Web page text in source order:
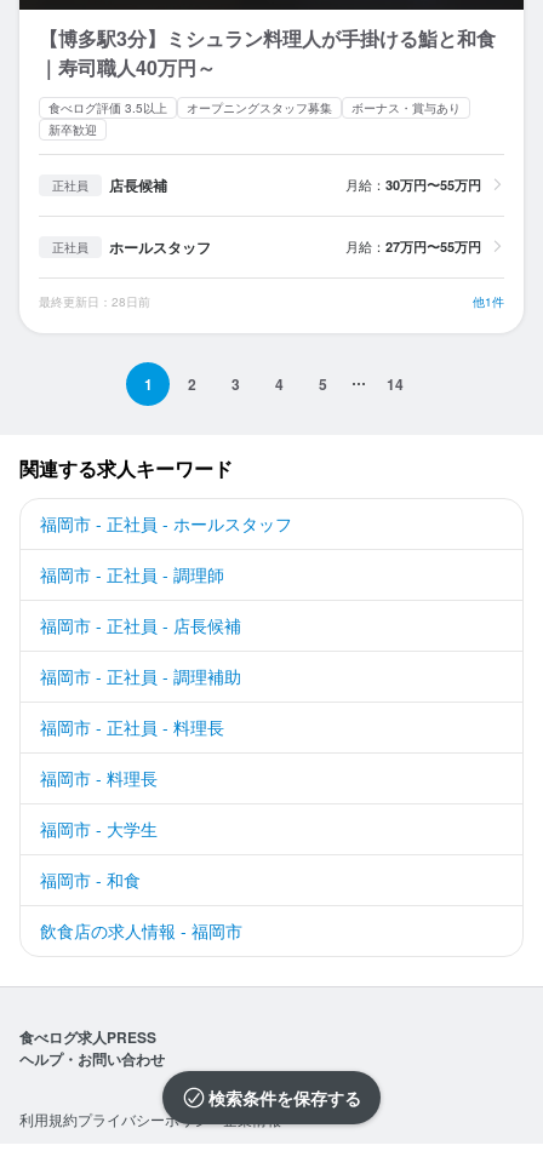
【博多駅3分】ミシュラン料理人が手掛ける鮨と和食
｜寿司職人40万円～
食べログ評価 3.5以上 オープニングスタッフ募集
ボーナス・賞与あり
新卒歓迎
正社員 店長候補 月給： 30万円〜55万円
正社員 ホールスタッフ 月給： 27万円〜55万円
最終更新日：28日前 他1件
1 2 3 4 5 14
検索条件を保存
関連する求人キーワード
福岡市 - 正社員 - ホールスタッフ
福岡市 - 正社員 - 調理師
福岡市 - 正社員 - 店長候補
福岡市 - 正社員 - 調理補助
福岡市 - 正社員 - 料理長
福岡市 - 料理長
福岡市 - 大学生
福岡市 - 和食
飲食店の求人情報 - 福岡市
食べログ求人PRESS
ヘルプ・お問い合わせ
利用規約プライバシーポリシー